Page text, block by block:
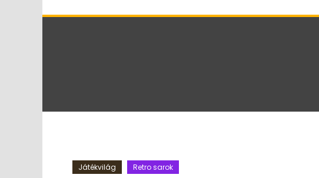
Játékvilág Retro sarok